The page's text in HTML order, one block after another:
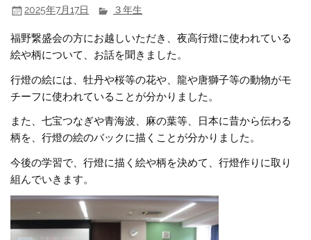
2025年7月17日 ３年生
福野繋盛会の方にお越しいただき、夜高行燈に使われている
絵や柄について、お話を聞きました。
行燈の絵には、牡丹や桜等の花や、龍や唐獅子等の動物がモ
チーフに使われていることが分かりました。
また、七宝つなぎや青海波、麻の葉等、日本に昔から伝わる
柄を、行燈の絵のバックに描くことが分かりました。
今後の学習で、行燈に描く絵や柄を決めて、行燈作りに取り
組んでいきます。